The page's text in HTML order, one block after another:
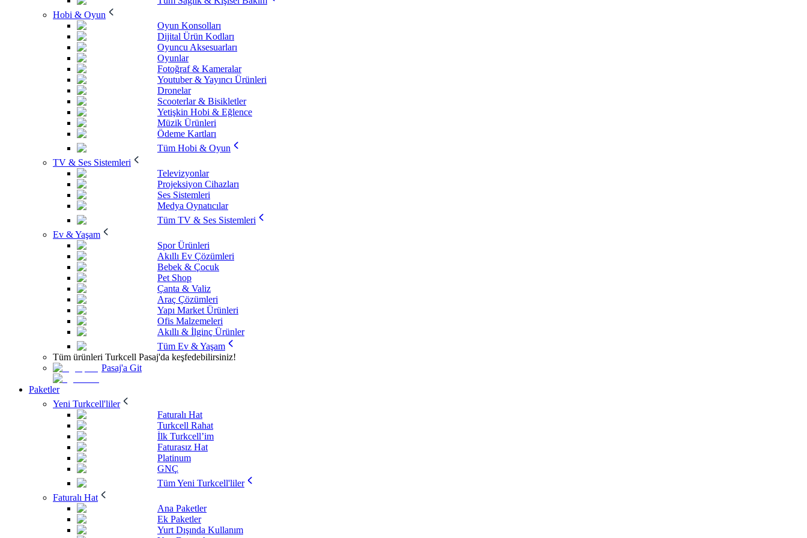
Hobi & Oyun
Oyun Konsolları
Dijital Ürün Kodları
Oyuncu Aksesuarları
Oyunlar
Fotoğraf & Kameralar
Youtuber & Yayıncı Ürünleri
Dronelar
Scooterlar & Bisikletler
Yetişkin Hobi & Eğlence
Müzik Ürünleri
Ödeme Kartları
Tüm Hobi & Oyun
TV & Ses Sistemleri
Televizyonlar
Projeksiyon Cihazları
Ses Sistemleri
Medya Oynatıcılar
Tüm TV & Ses Sistemleri
Ev & Yaşam
Spor Ürünleri
Akıllı Ev Çözümleri
Bebek & Çocuk
Pet Shop
Çanta & Valiz
Araç Çözümleri
Yapı Market Ürünleri
Ofis Malzemeleri
Akıllı & İlginç Ürünler
Tüm Ev & Yaşam
Tüm ürünleri Turkcell Pasaj'da keşfedebilirsiniz!
Pasaj'a Git
Paketler
Yeni Turkcell'liler
Faturalı Hat
Turkcell Rahat
İlk Turkcell’im
Faturasız Hat
Platinum
GNÇ
Tüm Yeni Turkcell'liler
Faturalı Hat
Ana Paketler
Ek Paketler
Yurt Dışında Kullanım